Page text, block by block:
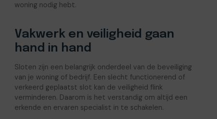
woning nodig hebt.
Vakwerk en veiligheid gaan
hand in hand
Sloten zijn een belangrijk onderdeel van de beveiliging
van je woning of bedrijf. Een slecht functionerend of
verkeerd geplaatst slot kan de veiligheid flink
verminderen. Daarom is het verstandig om altijd een
erkende en ervaren specialist in te schakelen.